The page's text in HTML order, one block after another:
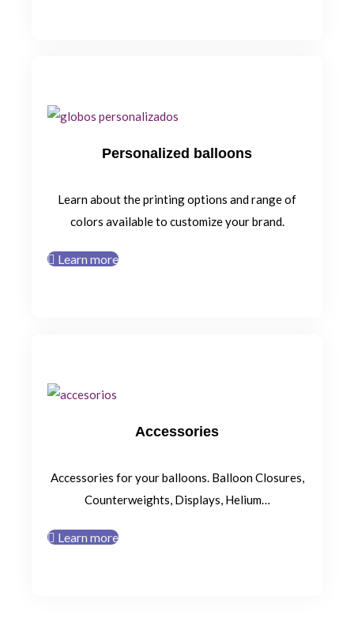
Personalized balloons
Learn about the printing options and range of
colors available to customize your brand.
Learn more
Accessories
Accessories for your balloons. Balloon Closures,
Counterweights, Displays, Helium…
Learn more